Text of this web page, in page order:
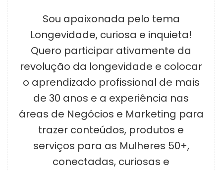
Sou apaixonada pelo tema
Longevidade, curiosa e inquieta!
Quero participar ativamente da
revolução da longevidade e colocar
o aprendizado profissional de mais
de 30 anos e a experiência nas
áreas de Negócios e Marketing para
trazer conteúdos, produtos e
serviços para as Mulheres 50+,
conectadas, curiosas e